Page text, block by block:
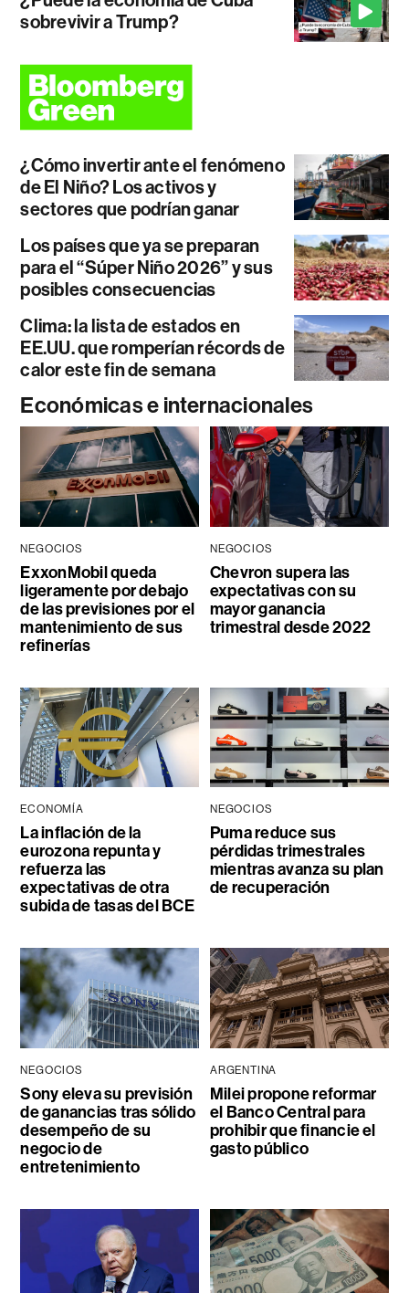
sobrevivir a Trump?
¿Cómo invertir ante el fenómeno
de El Niño? Los activos y
sectores que podrían ganar
Los países que ya se preparan
para el “Súper Niño 2026” y sus
posibles consecuencias
Clima: la lista de estados en
EE.UU. que romperían récords de
calor este fin de semana
Económicas e internacionales
NEGOCIOS
ExxonMobil queda
ligeramente por debajo
de las previsiones por el
mantenimiento de sus
refinerías
NEGOCIOS
Chevron supera las
expectativas con su
mayor ganancia
trimestral desde 2022
ECONOMÍA
La inflación de la
eurozona repunta y
refuerza las
expectativas de otra
subida de tasas del BCE
NEGOCIOS
Puma reduce sus
pérdidas trimestrales
mientras avanza su plan
de recuperación
NEGOCIOS
Sony eleva su previsión
de ganancias tras sólido
desempeño de su
negocio de
entretenimiento
ARGENTINA
Milei propone reformar
el Banco Central para
prohibir que financie el
gasto público